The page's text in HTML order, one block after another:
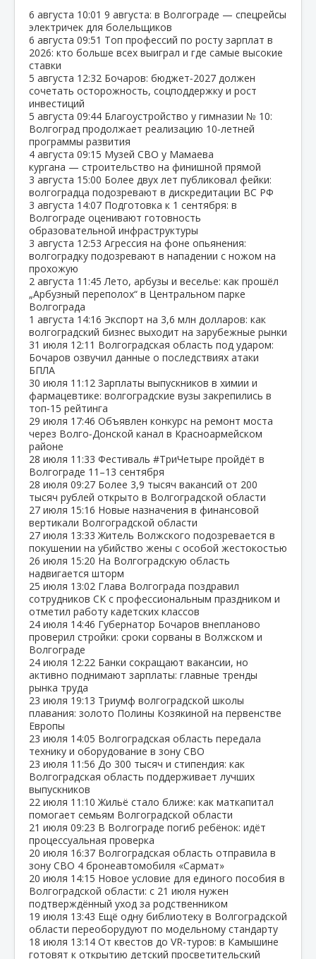
6 августа 10:01 9 августа: в Волгограде — спецрейсы
электричек для болельщиков
6 августа 09:51 Топ профессий по росту зарплат в
2026: кто больше всех выиграл и где самые высокие
ставки
5 августа 12:32 Бочаров: бюджет‑2027 должен
сочетать осторожность, соцподдержку и рост
инвестиций
5 августа 09:44 Благоустройство у гимназии № 10:
Волгоград продолжает реализацию 10‑летней
программы развития
4 августа 09:15 Музей СВО у Мамаева
кургана — строительство на финишной прямой
3 августа 15:00 Более двух лет публиковал фейки:
волгоградца подозревают в дискредитации ВС РФ
3 августа 14:07 Подготовка к 1 сентября: в
Волгограде оценивают готовность
образовательной инфраструктуры
3 августа 12:53 Агрессия на фоне опьянения:
волгоградку подозревают в нападении с ножом на
прохожую
2 августа 11:45 Лето, арбузы и веселье: как прошёл
„Арбузный переполох“ в Центральном парке
Волгограда
1 августа 14:16 Экспорт на 3,6 млн долларов: как
волгоградский бизнес выходит на зарубежные рынки
31 июля 12:11 Волгоградская область под ударом:
Бочаров озвучил данные о последствиях атаки
БПЛА
30 июля 11:12 Зарплаты выпускников в химии и
фармацевтике: волгоградские вузы закрепились в
топ‑15 рейтинга
29 июля 17:46 Объявлен конкурс на ремонт моста
через Волго‑Донской канал в Красноармейском
районе
28 июля 11:33 Фестиваль #ТриЧетыре пройдёт в
Волгограде 11–13 сентября
28 июля 09:27 Более 3,9 тысяч вакансий от 200
тысяч рублей открыто в Волгоградской области
27 июля 15:16 Новые назначения в финансовой
вертикали Волгоградской области
27 июля 13:33 Житель Волжского подозревается в
покушении на убийство жены с особой жестокостью
26 июля 15:20 На Волгоградскую область
надвигается шторм
25 июля 13:02 Глава Волгограда поздравил
сотрудников СК с профессиональным праздником и
отметил работу кадетских классов
24 июля 14:46 Губернатор Бочаров внепланово
проверил стройки: сроки сорваны в Волжском и
Волгограде
24 июля 12:22 Банки сокращают вакансии, но
активно поднимают зарплаты: главные тренды
рынка труда
23 июля 19:13 Триумф волгоградской школы
плавания: золото Полины Козякиной на первенстве
Европы
23 июля 14:05 Волгоградская область передала
технику и оборудование в зону СВО
23 июля 11:56 До 300 тысяч и стипендия: как
Волгоградская область поддерживает лучших
выпускников
22 июля 11:10 Жильё стало ближе: как маткапитал
помогает семьям Волгоградской области
21 июля 09:23 В Волгограде погиб ребёнок: идёт
процессуальная проверка
20 июля 16:37 Волгоградская область отправила в
зону СВО 4 бронеавтомобиля «Сармат»
20 июля 14:15 Новое условие для единого пособия в
Волгоградской области: с 21 июля нужен
подтверждённый уход за родственником
19 июля 13:43 Ещё одну библиотеку в Волгоградской
области переоборудуют по модельному стандарту
18 июля 13:14 От квестов до VR‑туров: в Камышине
готовят к открытию детский просветительский